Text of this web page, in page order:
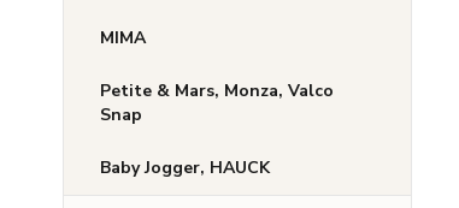
MIMA
Petite & Mars, Monza, Valco
Snap
Baby Jogger, HAUCK